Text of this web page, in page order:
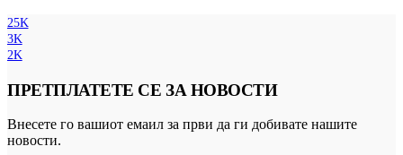
25K
3K
2K
ПРЕТПЛАТЕТЕ СЕ ЗА НОВОСТИ
Внесете го вашиот емаил за први да ги добивате нашите
новости.